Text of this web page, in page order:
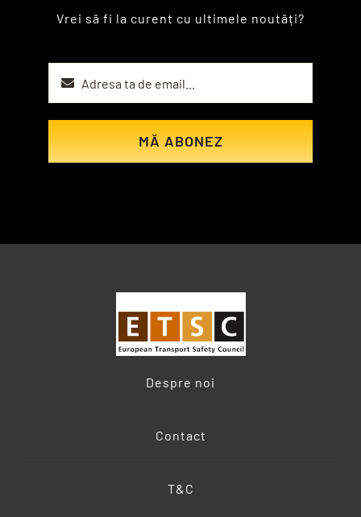
Vrei să fi la curent cu ultimele noutăți?
MĂ ABONEZ
Despre noi
Contact
T&C